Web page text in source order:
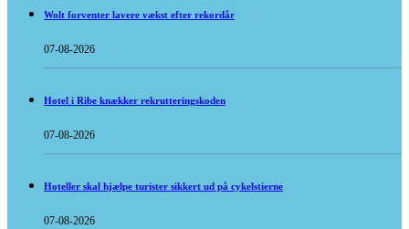
Wolt forventer lavere vækst efter rekordår
07-08-2026
Hotel i Ribe knækker rekrutteringskoden
07-08-2026
Hoteller skal hjælpe turister sikkert ud på cykelstierne
07-08-2026